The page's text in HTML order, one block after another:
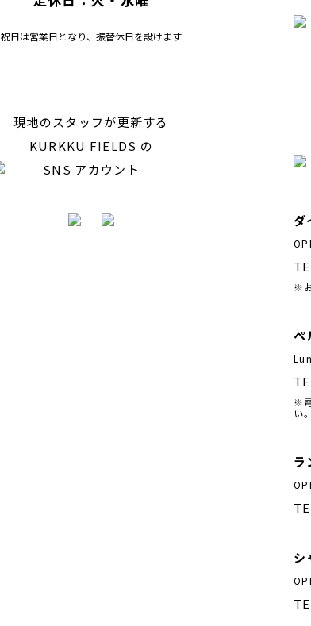
祝日は営業日となり、振替休日を設けます
現地のスタッフが更新する
KURKKU FIELDS の
SNS アカウント
ダ
※
ペ
※
い。
ラ
シ